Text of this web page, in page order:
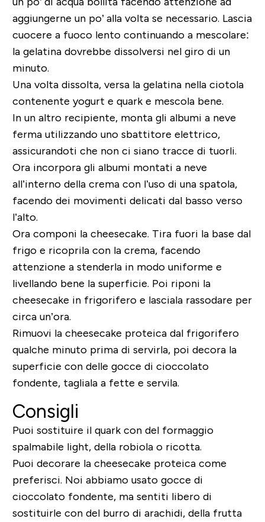
aggiungerne un po’ alla volta se necessario. Lascia
cuocere a fuoco lento continuando a mescolare:
la gelatina dovrebbe dissolversi nel giro di un
minuto.
Una volta dissolta, versa la gelatina nella ciotola
contenente yogurt e quark e mescola bene.
In un altro recipiente, monta gli albumi a neve
ferma utilizzando uno sbattitore elettrico,
assicurandoti che non ci siano tracce di tuorli.
Ora incorpora gli albumi montati a neve
all’interno della crema con l’uso di una spatola,
facendo dei movimenti delicati dal basso verso
l’alto.
Ora componi la cheesecake. Tira fuori la base dal
frigo e ricoprila con la crema, facendo
attenzione a stenderla in modo uniforme e
livellando bene la superficie. Poi riponi la
cheesecake in frigorifero e lasciala rassodare per
circa un’ora.
Rimuovi la cheesecake proteica dal frigorifero
qualche minuto prima di servirla, poi decora la
superficie con delle gocce di cioccolato
fondente, tagliala a fette e servila.
Consigli
Puoi sostituire il quark con del formaggio
spalmabile light, della robiola o ricotta.
Puoi decorare la cheesecake proteica come
preferisci. Noi abbiamo usato gocce di
cioccolato fondente, ma sentiti libero di
sostituirle con del burro di arachidi, della frutta